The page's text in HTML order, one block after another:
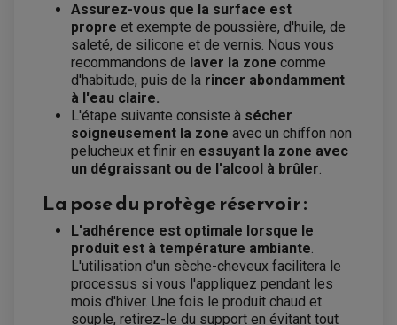
EQUIPEMENT ELECTRIQUE QUAD / SSV
ACCESSOIRES ELECTRIQUE QUAD / SSV
BOITIER CDI QUAD ET SSV
CHARGEUR DE BATTERIE QUAD / SSV
COMPTEUR QUAD / SSV
CONTACTEUR A CLÉ QUAD
DÉMARREUR
ECLAIRAGE LED / HALOGÈNE
VENTILATEUR DE RADIATEUR
EQUIPEMENT FREINAGE QUAD / SSV
DISQUE DE FREIN QUAD / SSV
KIT DURITE DE FREIN QUAD
KIT REPARATION MAÎTRE CYLINDRE QUAD / SSV
PLAQUETTES DE FREIN QUAD / SSV
PNEUMATIQUE
MOUSSE
CHAMBRE À AIR
Assurez-vous que la surface est
propre et exempte de poussière, d'huile, de
saleté, de silicone et de vernis. Nous vous
recommandons de laver la zone comme
d'habitude, puis de la rincer abondamment
à l'eau claire.
L'étape suivante consiste à sécher
soigneusement la zone avec un chiffon non
pelucheux et finir en essuyant la zone avec
un dégraissant ou de l'alcool à brûler.
La pose du protège réservoir :
L'adhérence est optimale lorsque le
produit est à température ambiante.
L'utilisation d'un sèche-cheveux facilitera le
processus si vous l'appliquez pendant les
mois d'hiver. Une fois le produit chaud et
souple, retirez-le du support en évitant tout